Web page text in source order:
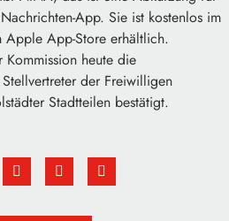
App. Sie ist kostenlos im
App-Store erhältlich.
heute die
der Freiwilligen
Stadtteilen bestätigt.